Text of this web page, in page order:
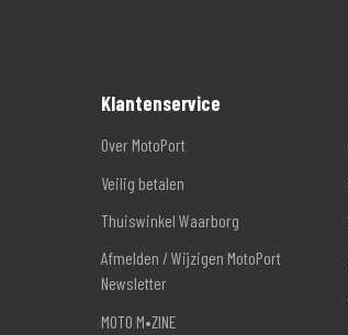
Klantenservice
Over MotoPort
Veilig betalen
Thuiswinkel Waarborg
Afmelden / Wijzigen MotoPort
Newsletter
MOTO M•ZINE